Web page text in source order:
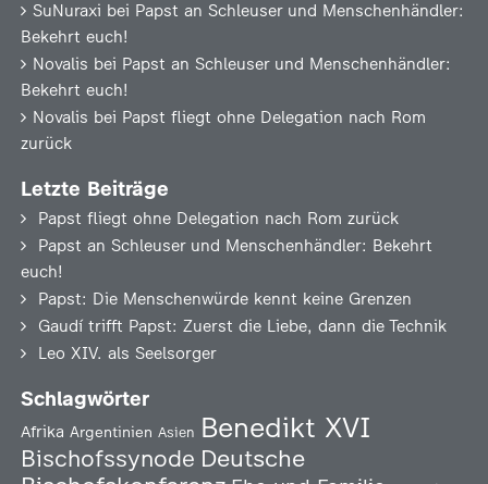
SuNuraxi bei Papst an Schleuser und Menschenhändler:
Bekehrt euch!
Novalis bei Papst an Schleuser und Menschenhändler:
Bekehrt euch!
Novalis bei Papst fliegt ohne Delegation nach Rom
zurück
Letzte Beiträge
Papst fliegt ohne Delegation nach Rom zurück
Papst an Schleuser und Menschenhändler: Bekehrt
euch!
Papst: Die Menschenwürde kennt keine Grenzen
Gaudí trifft Papst: Zuerst die Liebe, dann die Technik
Leo XIV. als Seelsorger
Schlagwörter
Afrika Argentinien Asien Benedikt XVI
Bischofssynode Deutsche